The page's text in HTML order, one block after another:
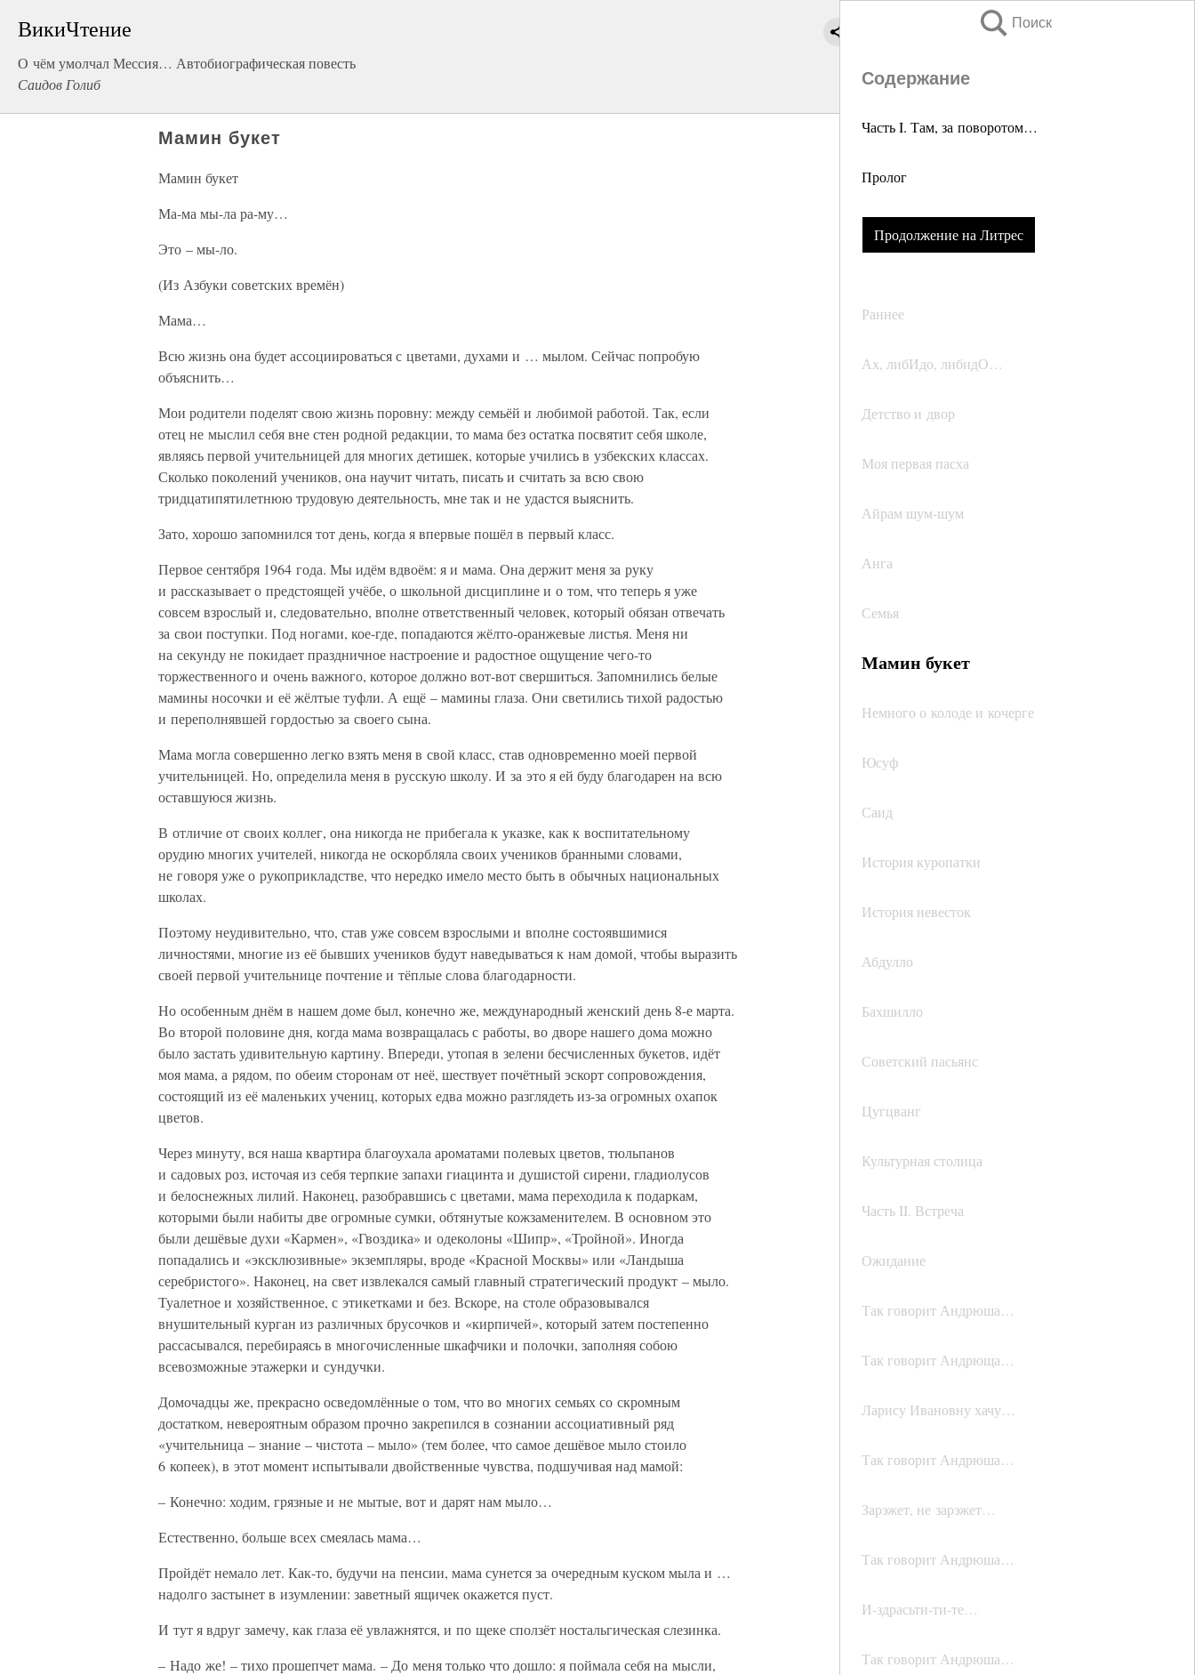
ВикиЧтение
О чём умолчал Мессия… Автобиографическая повесть
Саидов Голиб
Поиск
Содержание
Часть I. Там, за поворотом…
Пролог
Продолжение на Литрес
Раннее
Ах, либИдо, либидО…
Детство и двор
Моя первая пасха
Айрам шум-шум
Анга
Семья
Мамин букет
Немного о колоде и кочерге
Юсуф
Саид
История куропатки
История невесток
Абдулло
Бахшилло
Советский пасьянс
Цугцванг
Культурная столица
Часть II. Встреча
Ожидание
Так говорит Андрюша…
Так говорит Андрюща…
Ларису Ивановну хачу…
Так говорит Андрюша…
Зарэжет, не зарэжет…
Так говорит Андрюша…
И-здрасьти-ти-те…
Так говорит Андрюша…
Мамин букет
Мамин букет
Ма-ма мы-ла ра-му…
Это – мы-ло.
(Из Азбуки советских времён)
Мама…
Всю жизнь она будет ассоциироваться с цветами, духами и … мылом. Сейчас попробую
объяснить…
Мои родители поделят свою жизнь поровну: между семьёй и любимой работой. Так, если
отец не мыслил себя вне стен родной редакции, то мама без остатка посвятит себя школе,
являясь первой учительницей для многих детишек, которые учились в узбекских классах.
Сколько поколений учеников, она научит читать, писать и считать за всю свою
тридцатипятилетнюю трудовую деятельность, мне так и не удастся выяснить.
Зато, хорошо запомнился тот день, когда я впервые пошёл в первый класс.
Первое сентября 1964 года. Мы идём вдвоём: я и мама. Она держит меня за руку
и рассказывает о предстоящей учёбе, о школьной дисциплине и о том, что теперь я уже
совсем взрослый и, следовательно, вполне ответственный человек, который обязан отвечать
за свои поступки. Под ногами, кое-где, попадаются жёлто-оранжевые листья. Меня ни
на секунду не покидает праздничное настроение и радостное ощущение чего-то
торжественного и очень важного, которое должно вот-вот свершиться. Запомнились белые
мамины носочки и её жёлтые туфли. А ещё – мамины глаза. Они светились тихой радостью
и переполнявшей гордостью за своего сына.
Мама могла совершенно легко взять меня в свой класс, став одновременно моей первой
учительницей. Но, определила меня в русскую школу. И за это я ей буду благодарен на всю
оставшуюся жизнь.
В отличие от своих коллег, она никогда не прибегала к указке, как к воспитательному
орудию многих учителей, никогда не оскорбляла своих учеников бранными словами,
не говоря уже о рукоприкладстве, что нередко имело место быть в обычных национальных
школах.
Поэтому неудивительно, что, став уже совсем взрослыми и вполне состоявшимися
личностями, многие из её бывших учеников будут наведываться к нам домой, чтобы выразить
своей первой учительнице почтение и тёплые слова благодарности.
Но особенным днём в нашем доме был, конечно же, международный женский день 8-е марта.
Во второй половине дня, когда мама возвращалась с работы, во дворе нашего дома можно
было застать удивительную картину. Впереди, утопая в зелени бесчисленных букетов, идёт
моя мама, а рядом, по обеим сторонам от неё, шествует почётный эскорт сопровождения,
состоящий из её маленьких учениц, которых едва можно разглядеть из-за огромных охапок
цветов.
Через минуту, вся наша квартира благоухала ароматами полевых цветов, тюльпанов
и садовых роз, источая из себя терпкие запахи гиацинта и душистой сирени, гладиолусов
и белоснежных лилий. Наконец, разобравшись с цветами, мама переходила к подаркам,
которыми были набиты две огромные сумки, обтянутые кожзаменителем. В основном это
были дешёвые духи «Кармен», «Гвоздика» и одеколоны «Шипр», «Тройной». Иногда
попадались и «эксклюзивные» экземпляры, вроде «Красной Москвы» или «Ландыша
серебристого». Наконец, на свет извлекался самый главный стратегический продукт – мыло.
Туалетное и хозяйственное, с этикетками и без. Вскоре, на столе образовывался
внушительный курган из различных брусочков и «кирпичей», который затем постепенно
рассасывался, перебираясь в многочисленные шкафчики и полочки, заполняя собою
всевозможные этажерки и сундучки.
Домочадцы же, прекрасно осведомлённые о том, что во многих семьях со скромным
достатком, невероятным образом прочно закрепился в сознании ассоциативный ряд
«учительница – знание – чистота – мыло» (тем более, что самое дешёвое мыло стоило
6 копеек), в этот момент испытывали двойственные чувства, подшучивая над мамой:
– Конечно: ходим, грязные и не мытые, вот и дарят нам мыло…
Естественно, больше всех смеялась мама…
Пройдёт немало лет. Как-то, будучи на пенсии, мама сунется за очередным куском мыла и …
надолго застынет в изумлении: заветный ящичек окажется пуст.
И тут я вдруг замечу, как глаза её увлажнятся, и по щеке сползёт ностальгическая слезинка.
– Надо же! – тихо прошепчет мама. – До меня только что дошло: я поймала себя на мысли,